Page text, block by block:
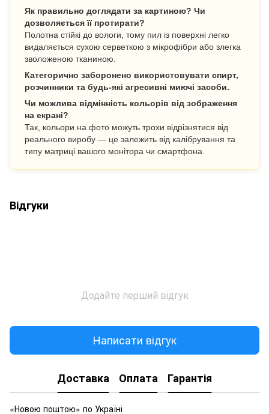
Як правильно доглядати за картиною? Чи
дозволяється її протирати?
Полотна стійкі до вологи, тому пил із поверхні легко
видаляється сухою серветкою з мікрофібри або злегка
зволоженою тканиною.
Категорично заборонено використовувати спирт,
розчинники та будь-які агресивні миючі засоби.
Чи можлива відмінність кольорів від зображення
на екрані?
Так, кольори на фото можуть трохи відрізнятися від
реального виробу — це залежить від калібрування та
типу матриці вашого монітора чи смартфона.
Відгуки
Додайте перший відгук
Написати відгук
Доставка Оплата Гарантія
«Новою поштою» по Україні